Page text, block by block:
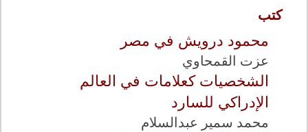
كتب
محمود درويش في مصر
عزت القمحاوي
الشخصيات كعلامات في العالم
الإدراكي للسارد
محمد سمير عبدالسلام